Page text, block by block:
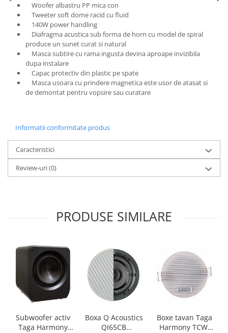
Woofer albastru PP mica con
Tweeter soft dome racid cu fluid
140W power handling
Diafragma acustica sub forma de horn cu model de spiral
produce un sunet curat si natural
Masca subtire cu rama ingusta devina aproape invizibila
dupa instalare
Capac protectiv din plastic pe spate
Masca usoara cu prindere magnetica este usor de atasat si
de demontat pentru vopsire sau curatare
Informatii conformitate produs
Caracteristici
Review-uri(0)
PRODUSE SIMILARE
Subwoofer activ
Taga Harmony
Boxa Q Acoustics
QI65CB
Boxe tavan Taga
Harmony TCW-